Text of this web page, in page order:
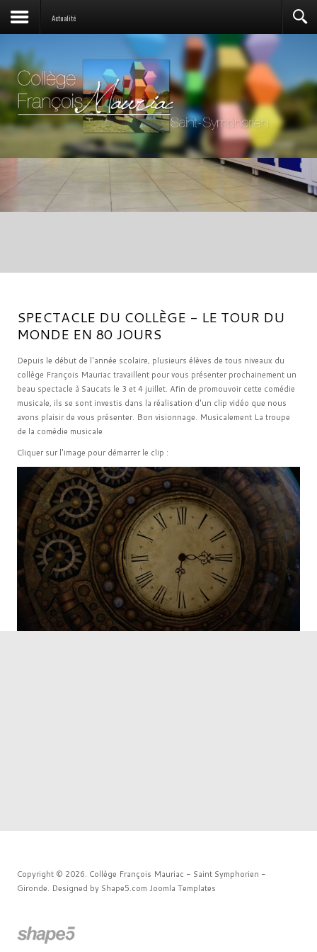
Actualité
SPECTACLE DU COLLÈGE - LE TOUR DU
MONDE EN 80 JOURS
Depuis le début de l'année scolaire, plusieurs élèves de tous niveaux du
collège François Mauriac travaillent pour vous présenter prochainement un
beau spectacle à Saucats le 3 et 4 juillet. Afin de promouvoir cette comédie
musicale, ils se sont investis dans la réalisation d'un clip vidéo que nous
avons plaisir de vous présenter. Bon visionnage. Musicalement La troupe
de la comédie musicale
Cliquer sur l'image pour démarrer le clip :
Copyright © 2026. Collège François Mauriac - Saint Symphorien -
Gironde. Designed by Shape5.com Joomla Templates